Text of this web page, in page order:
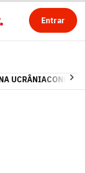
Entrar
UCRÂNIA